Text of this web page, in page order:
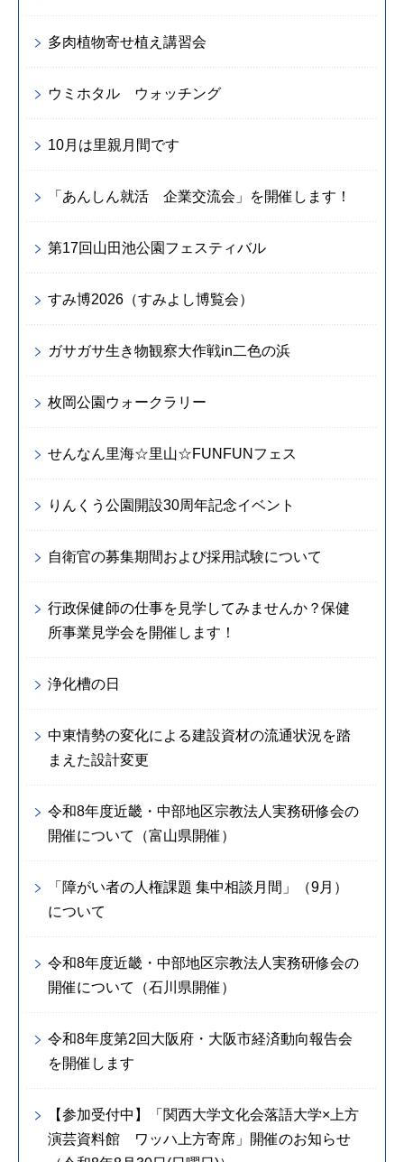
多肉植物寄せ植え講習会
ウミホタル ウォッチング
10月は里親月間です
「あんしん就活 企業交流会」を開催します！
第17回山田池公園フェスティバル
すみ博2026（すみよし博覧会）
ガサガサ生き物観察大作戦in二色の浜
枚岡公園ウォークラリー
せんなん里海☆里山☆FUNFUNフェス
りんくう公園開設30周年記念イベント
自衛官の募集期間および採用試験について
行政保健師の仕事を見学してみませんか？保健
所事業見学会を開催します！
浄化槽の日
中東情勢の変化による建設資材の流通状況を踏
まえた設計変更
令和8年度近畿・中部地区宗教法人実務研修会の
開催について（富山県開催）
「障がい者の人権課題 集中相談月間」（9月）
について
令和8年度近畿・中部地区宗教法人実務研修会の
開催について（石川県開催）
令和8年度第2回大阪府・大阪市経済動向報告会
を開催します
【参加受付中】「関西大学文化会落語大学×上方
演芸資料館 ワッハ上方寄席」開催のお知らせ